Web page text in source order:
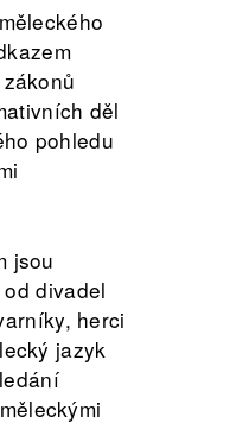
děl
pohledu
jsou
divadel
herci
jazyk